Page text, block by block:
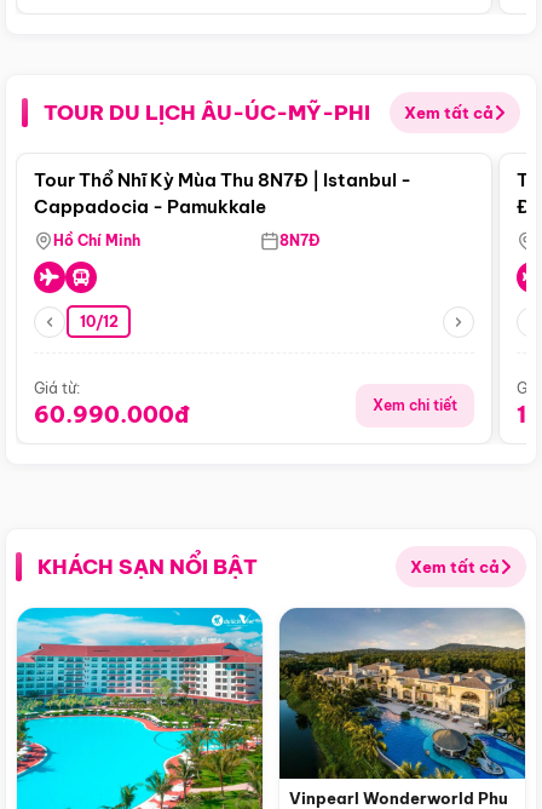
TOUR DU LỊCH ÂU-ÚC-MỸ-PHI Xem tất cả
Điểm nổi bật
Tour Thổ Nhĩ Kỳ Mùa Thu 8N7Đ | Istanbul -
Cappadocia - Pamukkale
Hồ Chí Minh 8N7Đ
10/12
Giá từ:
60.990.000đ Xem chi tiết
KHÁCH SẠN NỔI BẬT Xem tất cả
Vinpearl Wonderworld Phu